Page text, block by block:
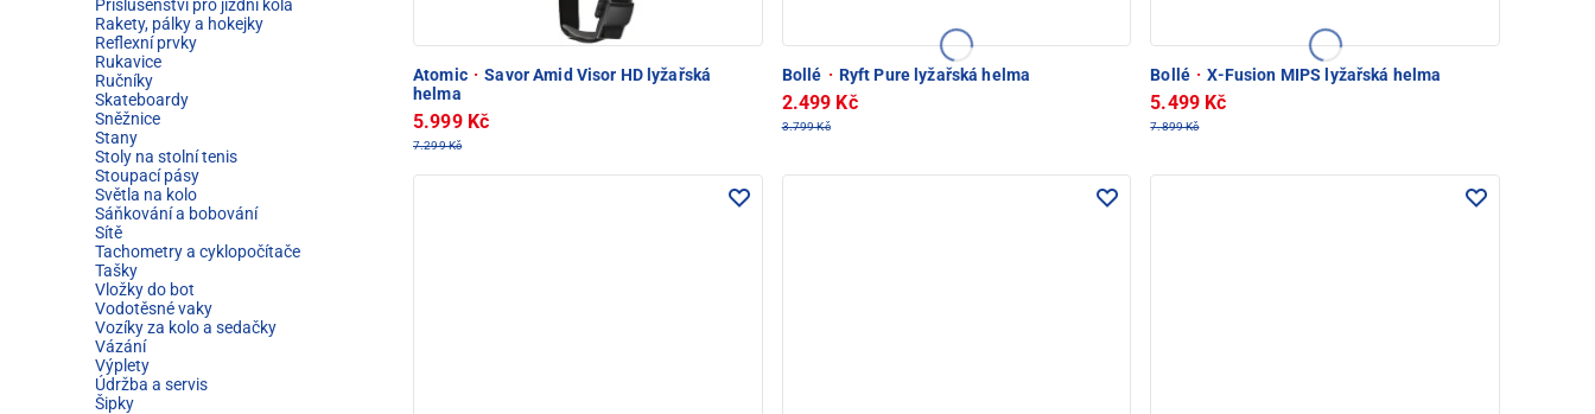
Příslušenství pro jízdní kola
Rakety, pálky a hokejky
Reflexní prvky
Rukavice
Ručníky
Skateboardy
Sněžnice
Stany
Stoly na stolní tenis
Stoupací pásy
Světla na kolo
Sáňkování a bobování
Sítě
Tachometry a cyklopočítače
Tašky
Vložky do bot
Vodotěsné vaky
Vozíky za kolo a sedačky
Vázání
Výplety
Údržba a servis
Šipky
Atomic · Savor Amid Visor HD lyžařská
helma
5.999 Kč
7.299 Kč
Bollé · Ryft Pure lyžařská helma
2.499 Kč
3.799 Kč
Bollé · X-Fusion MIPS lyžařská helma
5.499 Kč
7.899 Kč